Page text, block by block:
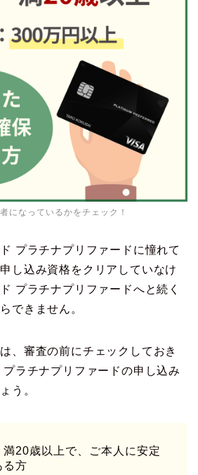
になっているかをチェック！
プラチナプリファードに憧れて
し込み資格をクリアしていなけ
プラチナプリファードへと続く
できません。
、審査の前にチェックしておき
ラチナプリファードの申し込み
う。
満20歳以上で、ご本人に安定
る方